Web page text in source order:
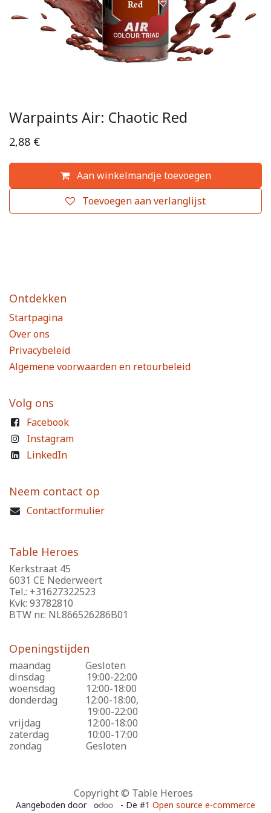
Warpaints Air: Chaotic Red
2,88 €
Aan winkelmandje toevoegen
Toevoegen aan verlanglijst
Ontdekken
Startpagina
Over ons
Privacybeleid
Algemene voorwaarden en retourbeleid
Volg ons
Facebook
Instagram
LinkedIn
Neem contact op
Contactformulier
Table Heroes
Kerkstraat 45
6031 CE Nederweert
Tel.: +31627322523
Kvk: 93782810
BTW nr.: NL866526286B01
Openingstijden
maandag
​Gesloten
dinsdag
​19:00-22:00
woensdag
​12:00-18:00
donderdag
​12:00-18:00,
​19:00-22:00
vrijdag
​12:00-18:00
zaterdag
​10:00-17:00
zondag
​Gesloten
Copyright © Table Heroes
Aangeboden door - De #1Open source e-commerce